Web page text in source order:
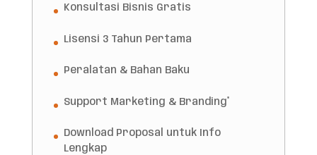
Konsultasi Bisnis Gratis
Lisensi 3 Tahun Pertama
Peralatan & Bahan Baku
Support Marketing & Branding*
Download Proposal untuk Info
Lengkap